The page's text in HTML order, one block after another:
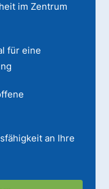
im Zentrum
für eine
an Ihre